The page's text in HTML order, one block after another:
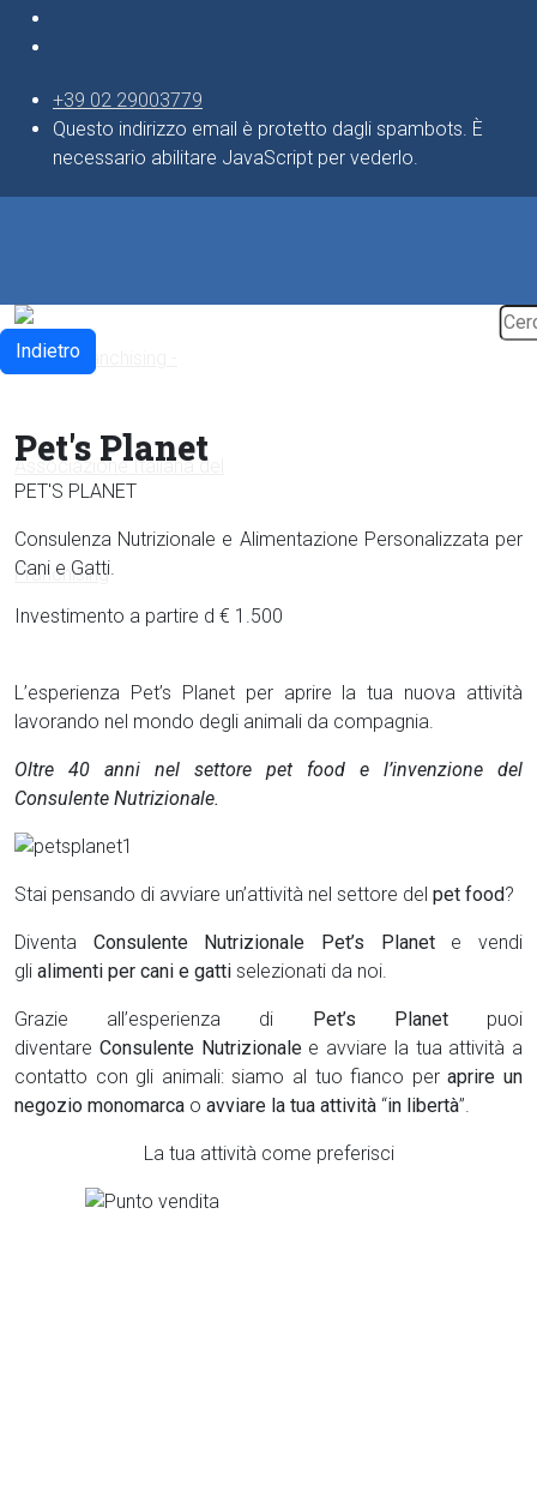
+39 02 29003779
Questo indirizzo email è protetto dagli spambots. È
necessario abilitare JavaScript per vederlo.
Indietro
Pet's Planet
PET'S PLANET
Consulenza Nutrizionale e Alimentazione Personalizzata per
Cani e Gatti.
Investimento a partire d € 1.500
L’esperienza Pet’s Planet per aprire la tua nuova attività
lavorando nel mondo degli animali da compagnia.
Oltre 40 anni nel settore pet food e l’invenzione del
Consulente Nutrizionale.
Stai pensando di avviare un’attività nel settore del pet food?
Diventa Consulente Nutrizionale Pet’s Planete vendi
gli alimenti per cani e gatti selezionati da noi.
Grazie all’esperienza di Pet’s Planet puoi
diventare Consulente Nutrizionale e avviare la tua attività a
contatto con gli animali: siamo al tuo fianco peraprire un
negozio monomarca o avviare la tua attività “in libertà”.
La tua attività come preferisci